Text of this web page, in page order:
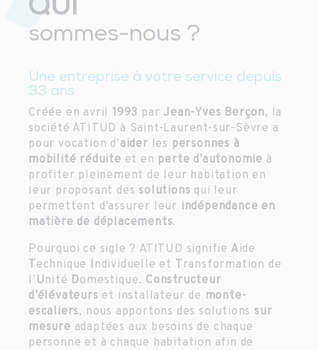
QUI
sommes-nous ?
Une entreprise à votre service depuis
33 ans
Créée en avril 1993 parJean-Yves Berçon, la
société ATITUD à Saint-Laurent-sur-Sèvre a
pour vocation d’aider les personnes à
mobilité réduite et en perte d’autonomie à
profiter pleinement de leur habitation en
leur proposant des solutions qui leur
permettent d’assurer leur indépendance en
matière de déplacements.
Pourquoi ce sigle ? ATITUD signifie Aide
T echnique I ndividuelle et T ransformation de
l’ Unité Domestique. Constructeur
d’élévateurs et installateur de monte-
escaliers, nous apportons des solutions sur
mesure adaptées aux besoins de chaque
personne et à chaque habitation afin de